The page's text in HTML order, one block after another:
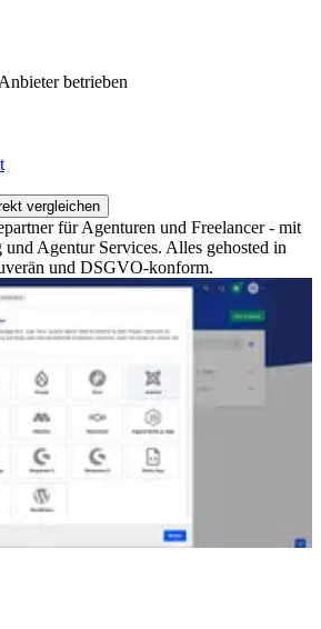
betrieben
vergleichen
für Agenturen und Freelancer - mit
Agentur Services. Alles gehosted in
und DSGVO-konform.